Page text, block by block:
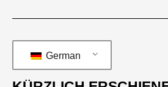
German
KÜRZLICH